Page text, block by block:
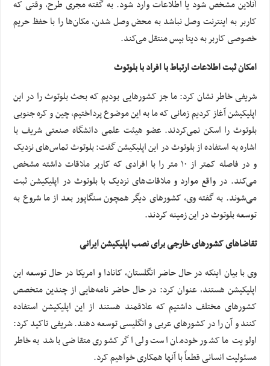
آنلاین مشخص شود یا اطلاعات وارد شود. به گفته مجری طرح، وقتی که
کاربر به اینترنت وصل نباشد به محض وصل شدن، مکان‌ها را با حفظ حریم
خصوصی کاربر به دیتا بیس منتقل می‌کند.
امکان ثبت اطلاعات ارتباط با افراد با بلوتوث
شریفی خاطر نشان کرد: ما جز کشورهایی بودیم که بحث بلوتوث را در این
اپلیکیشن آغاز کردیم زمانی که ما به این موضوع پرداختیم، چین و کره جنوبی
بلوتوث را اسکن نمی‌کردند. عضو هیئت علمی دانشگاه صنعتی شریف با
اشاره به استفاده از بلوتوث در این اپلیکیشن گفت: بلوتوث تماس‌های نزدیک
و در فاصله کمتر از ۱۰ متر را با افرادی که کاربر ملاقات داشته مشخص
می‌کند. در واقع موارد و ملاقات‌های نزدیک با بلوتوث در اپلیکیشن ثبت
می‌شوند. به گفته وی، کشورهای دیگر همچون سنگاپور بعد از ما شروع به
توسعه بلوتوث در این زمینه کردند.
تقاضاهای کشورهای خارجی برای نصب اپلیکیشن ایرانی
وی با بیان اینکه در حال حاضر انگلستان، کانادا و امریکا در حال توسعه این
اپلیکیشن هستند، عنوان کرد: در حال حاضر نامه‌هایی از چندین متخصص
کشورهای مختلف داشتیم که علاقمند هستند از این اپلیکیشن استفاده
کنند و آن را در کشورهای عربی و انگلیسی توسعه دهند. شریفی تاکید کرد:
اولویت ما کشور خودمان است ولی اگر کشوری متقاضی باشد به خاطر
مسئولیت انسانی قطعاً با آنها همکاری خواهیم کرد.